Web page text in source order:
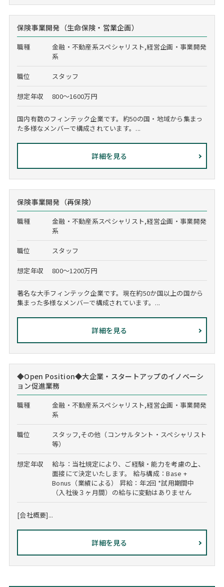
保険事業開発（生命保険・営業企画）
職種
金融・不動産系スペシャリスト,経営企画・事業開発
系
職位 スタッフ
想定年収 800～1600万円
国内有数のフィンテック企業です。約50の国・地域から集まっ
た多様なメンバーで構成されています。...
詳細を見る
保険事業開発（再保険）
職種
金融・不動産系スペシャリスト,経営企画・事業開発
系
職位 スタッフ
想定年収 800～1200万円
著名な大手フィンテック企業です。現在約50か国以上の国から
集まった多様なメンバーで構成されています。...
詳細を見る
◆Open Position◆大企業・スタートアップのイノベーシ
ョン促進業務
職種
金融・不動産系スペシャリスト,経営企画・事業開発
系
職位
スタッフ,その他（コンサルタント・スペシャリスト
等）
想定年収
給与：当社規定により、ご経験・能力を考慮の上、
面接にて決定いたします。 給与構成：Base +
Bonus（業績による） 昇給：年2回 *試用期間中
（入社後３ヶ月間）の給与に変動はありません
[会社概要]...
詳細を見る